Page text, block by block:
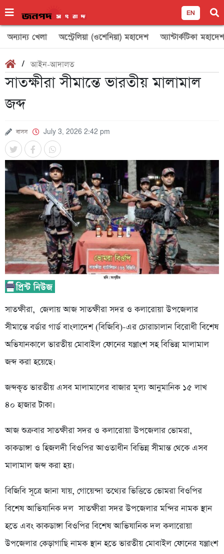
EN
অন্যান্য খেলা অস্ট্রেলিয়া (ওশেনিয়া) মহাদেশ অ্যান্টার্কটিকা মহাদেশ
/আইন-আদালত
সাতক্ষীরা সীমান্তে ভারতীয় মালামাল
জব্দ
বাসস July 3, 2026 2:42 pm
সাতক্ষীরা, জেলায় আজ সাতক্ষীরা সদর ও কলারোয়া উপজেলার
সীমান্তে বর্ডার গার্ড বাংলাদেশ (বিজিবি)-এর চোরাচালান বিরোধী বিশেষ
অভিযানকালে ভারতীয় মোবাইল ফোনের যন্ত্রাংশ সহ বিভিন্ন মালামাল
জব্দ করা হয়েছে।
জব্দকৃত ভারতীয় এসব মালামালের বাজার মূল্য আনুমানিক ১৫ লাখ
৪০ হাজার টাকা।
আজ শুক্রবার সাতক্ষীরা সদর ও কলারোয়া উপজেলার ভোমরা,
কাকডাঙ্গা ও হিজলদী বিওপির আওতাধীন বিভিন্ন সীমান্ত থেকে এসব
মালামাল জব্দ করা হয়।
বিজিবি সূত্রে জানা যায়, গোয়েন্দা তথ্যের ভিত্তিতে ভোমরা বিওপির
বিশেষ আভিযানিক দল সাতক্ষীরা সদর উপজেলার মন্দির নামক স্থান
হতে এবং কাকডাঙ্গা বিওপির বিশেষ আভিযানিক দল কলারোয়া
উপজেলার কেড়াগাছি নামক স্থান হতে ভারতীয় মোবাইল ফোনের যন্ত্রাংশ